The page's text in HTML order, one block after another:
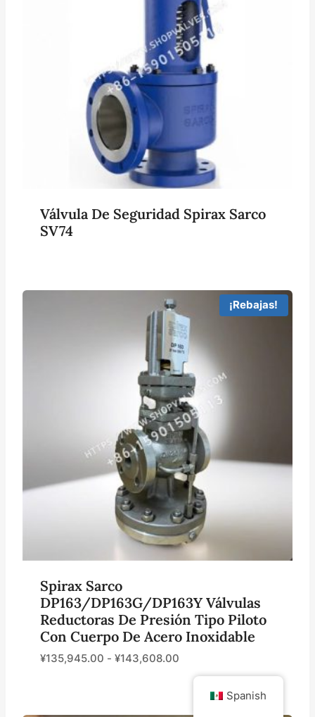
Válvula De Seguridad Spirax Sarco
SV74
¡Rebajas!
Spirax Sarco
DP163/DP163G/DP163Y Válvulas
Reductoras De Presión Tipo Piloto
Con Cuerpo De Acero Inoxidable
¥135,945.00 - ¥143,608.00
Spanish